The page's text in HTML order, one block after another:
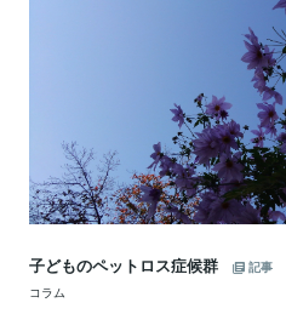
子どものペットロス症候群
記事
コラム